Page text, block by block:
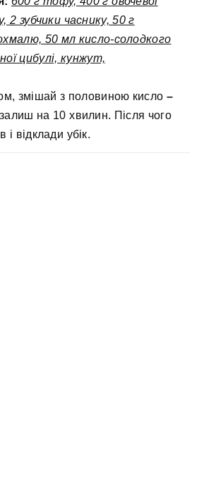
2 зубчики часнику, 50 г
50 мл кисло-солодкого
цибулі, кунжут,
змішай з половиною кисло –
на 10 хвилин. Після чого
і відклади убік.